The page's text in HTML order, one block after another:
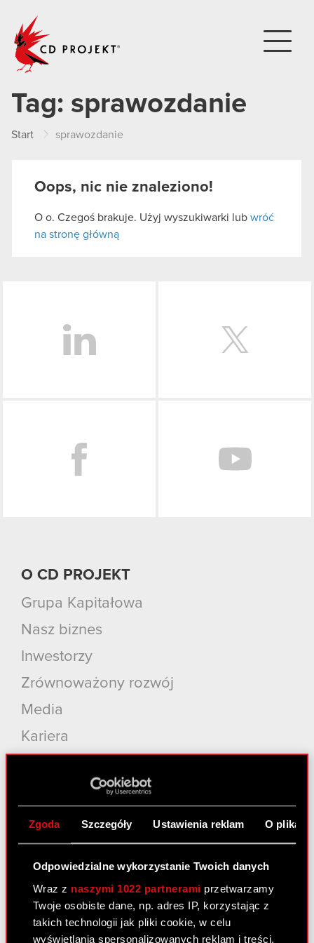
Zgoda Szczegóły Ustawienia reklam O
Odpowiedzialne wykorzystanie Twoich danych
Wraz z naszymi 1022 partnerami przetwarzamy
Twoje osobiste dane, np. adres IP, korzystając z
takich technologii jak pliki cookie, w celu
wyświetlania spersonalizowanych reklam i treści,
Tag: sprawozdanie
Start sprawozdanie
Oops, nic nie znaleziono!
O o. Czegoś brakuje. Użyj wyszukiwarki lub wróć
na stronę główną
O CD PROJEKT
Grupa Kapitałowa
Nasz biznes
Inwestorzy
Zrównoważony rozwój
Media
Kariera
Produkty
Wiedźmin 3: Dziki Gon
Wiedźmin 2: Zabójcy Królów